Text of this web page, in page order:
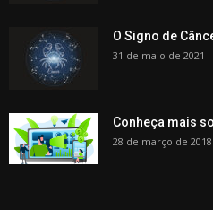
O Signo de
31 de maio de 2021
Conheça mais
28 de março de 2018